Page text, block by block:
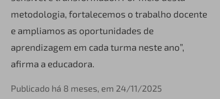
metodologia, fortalecemos o trabalho docente
e ampliamos as oportunidades de
aprendizagem em cada turma neste ano”,
afirma a educadora.
Publicado há 8 meses, em 24/11/2025